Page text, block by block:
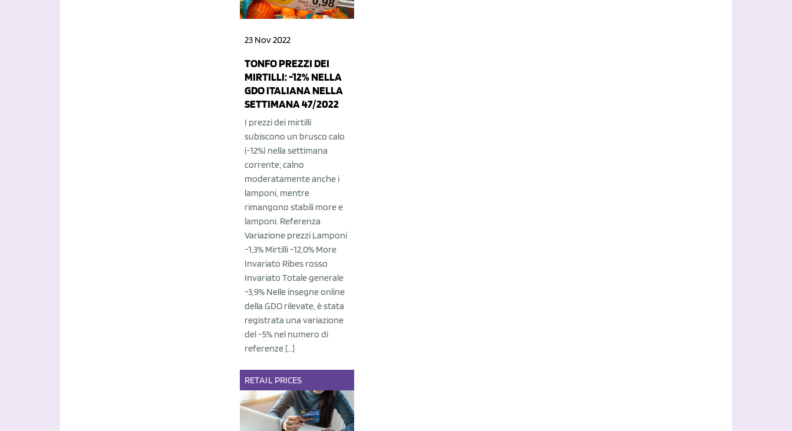
23 Nov 2022
TONFO PREZZI DEI
MIRTILLI: -12% NELLA
GDO ITALIANA NELLA
SETTIMANA 47/2022
I prezzi dei mirtilli
subiscono un brusco calo
(-12%) nella settimana
corrente; calno
moderatamente anche i
lamponi, mentre
rimangono stabili more e
lamponi. Referenza
Variazione prezzi Lamponi
-1,3% Mirtilli -12,0% More
Invariato Ribes rosso
Invariato Totale generale
-3,9% Nelle insegne online
della GDO rilevate, è stata
registrata una variazione
del -5% nel numero di
referenze […]
RETAIL PRICES